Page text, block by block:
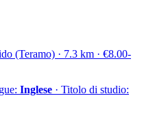
(Teramo) · 7.3 km · €8.00-
Inglese · Titolo di studio: